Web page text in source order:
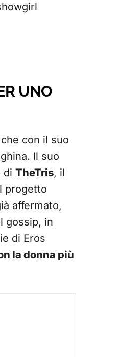
UNO
con il suo
Il suo
di TheTris, il
progetto
affermato,
gossip, in
di Eros
la donna più